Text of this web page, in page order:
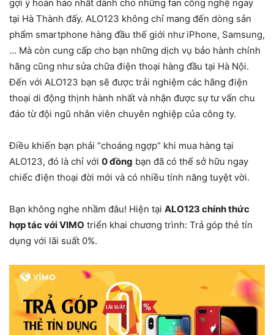
gợi ý hoàn hảo nhất dành cho những fan công nghệ ngay
tại Hà Thành đấy. ALO123 không chỉ mang đến dòng sản
phẩm smartphone hàng đầu thế giới như iPhone, Samsung,
… Mà còn cung cấp cho bạn những dịch vụ bảo hành chính
hãng cũng như sửa chữa điện thoại hàng đầu tại Hà Nội.
Đến với ALO123 bạn sẽ được trải nghiệm các hãng điện
thoại di động thịnh hành nhất và nhận được sự tư vấn chu
đáo từ đội ngũ nhân viên chuyên nghiệp của công ty.
Điều khiến bạn phải “choáng ngợp” khi mua hàng tại
ALO123, đó là chỉ với 0 đồng bạn đã có thể sở hữu ngay
chiếc điện thoại đời mới và có nhiều tính năng tuyệt vời.
Bạn không nghe nhầm đâu! Hiện tại ALO123 chính thức
hợp tác với VIMO triển khai chương trình: Trả góp thẻ tín
dụng với lãi suất 0%.